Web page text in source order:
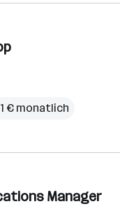
€ monatlich
Manager